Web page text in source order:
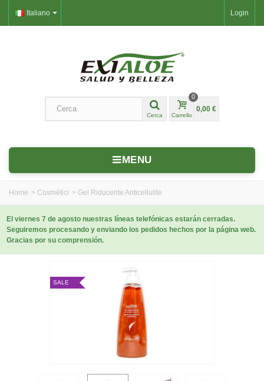
Login
Italiano
Cerca Carrello
0
0,00 €
MENU
Home > Cosmétici > Gel Riducente Anticellulite
El viernes 7 de agosto nuestras líneas telefónicas estarán cerradas.
Seguiremos procesando y enviando los pedidos hechos por la página web.
Gracias por su comprensión.
SALE